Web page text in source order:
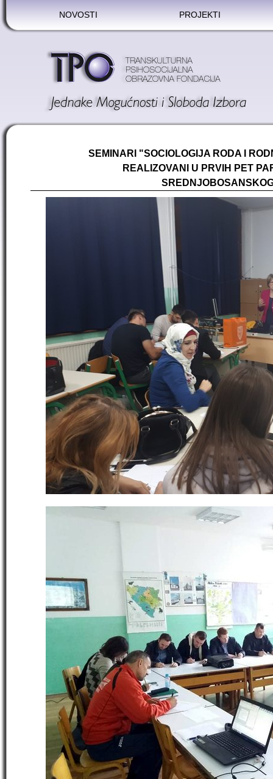
NOVOSTI PROJEKTI
SEMINARI "SOCIOLOGIJA RODA I
REALIZOVANI U PRVIH PET